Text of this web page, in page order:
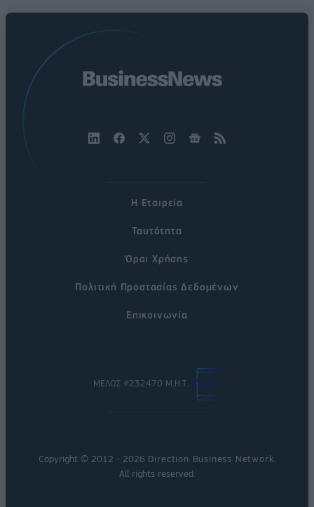
Η Εταιρεία
Ταυτότητα
Όροι Χρήσης
Πολιτική Προστασίας Δεδομένων
Επικοινωνία
ΜΕΛΟΣ #232470 Μ.Η.Τ.
Copyright © 2012 - 2026 Direction Business Network
All rights reserved.